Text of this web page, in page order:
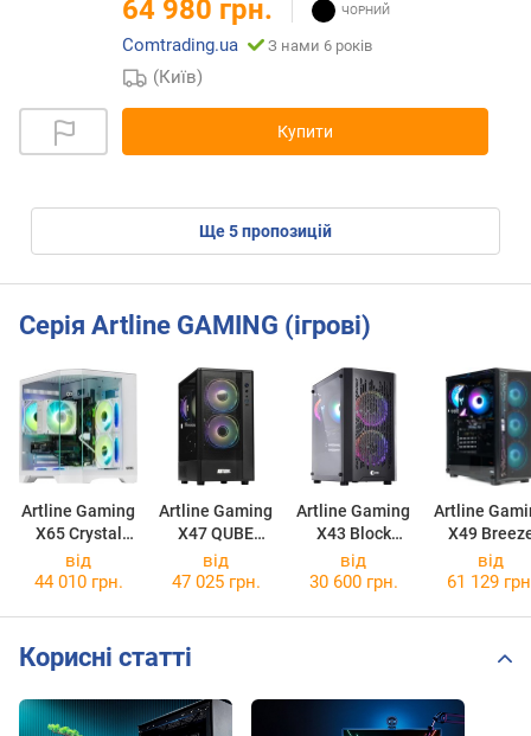
64 980 грн.
Comtrading.ua З нами 6 років
(Київ)
Купити
ще5пропозицій
Серія Artline GAMING (ігрові)
Artline Gaming
X65 Crystal
X65WHITEv64
Artline Gaming
X47 QUBE
GEONX47v110
Artline Gaming
X43 Block
X43v81
Artline
X49
X49v75
від
44 010 грн.
від
47 025 грн.
від
30 600 грн.
від
61 129
Корисні статті